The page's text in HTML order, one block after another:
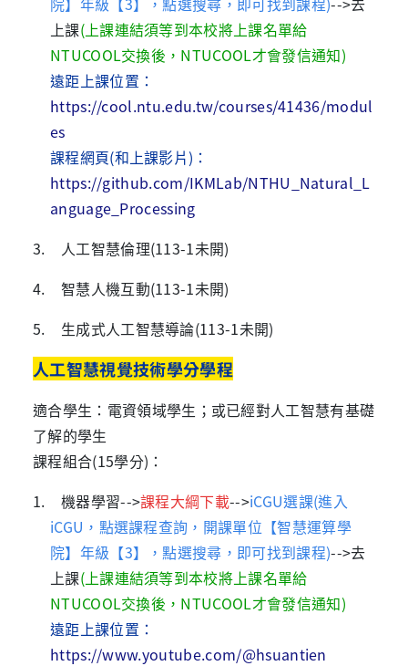
上課(上課連結須等到本校將上課名單給
NTUCOOL交換後，NTUCOOL才會發信通知)
遠距上課位置：
https://cool.ntu.edu.tw/courses/41436/modul
es
課程網頁(和上課影片)：
https://github.com/IKMLab/NTHU_Natural_L
anguage_Processing
3. 人工智慧倫理(113-1未開)
4. 智慧人機互動(113-1未開)
5. 生成式人工智慧導論(113-1未開)
人工智慧視覺技術學分學程
適合學生：電資領域學生；或已經對人工智慧有基礎
了解的學生
課程組合(15學分) ：
1. 機器學習-->課程大綱下載-->iCGU選課(進入
iCGU，點選課程查詢，開課單位【智慧運算學
院】年級【3】，點選搜尋，即可找到課程)-->去
上課(上課連結須等到本校將上課名單給
NTUCOOL交換後，NTUCOOL才會發信通知)
遠距上課位置：
https://www.youtube.com/@hsuantien